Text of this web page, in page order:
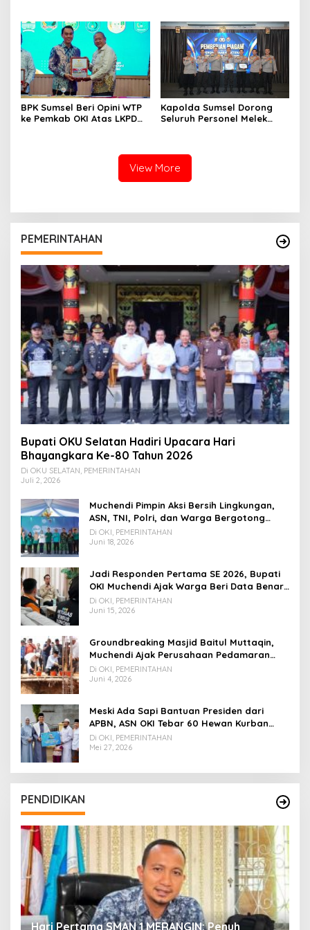
Bhayangkara ke-80
Juaro
BPK Sumsel Beri Opini WTP
ke Pemkab OKI Atas LKPD
Kapolda Sumsel Dorong
Seluruh Personel Melek
View More
PEMERINTAHAN
Bupati OKU Selatan Hadiri Upacara Hari
Bhayangkara Ke-80 Tahun 2026
Di OKU SELATAN, PEMERINTAHAN
Juli 2, 2026
Muchendi Pimpin Aksi Bersih Lingkungan,
ASN, TNI, Polri, dan Warga Bergotong
Royong
Di OKI, PEMERINTAHAN
Juni 18, 2026
Jadi Responden Pertama SE 2026, Bupati
OKI Muchendi Ajak Warga Beri Data Benar
ke Petugas BPS
Di OKI, PEMERINTAHAN
Juni 15, 2026
Groundbreaking Masjid Baitul Muttaqin,
Muchendi Ajak Perusahaan Pedamaran
Timur Turut Bantu
Di OKI, PEMERINTAHAN
Juni 4, 2026
Meski Ada Sapi Bantuan Presiden dari
APBN, ASN OKI Tebar 60 Hewan Kurban
Tanpa Gunakan APBD
Di OKI, PEMERINTAHAN
Mei 27, 2026
PENDIDIKAN
Hari Pertama SMAN 1 MERANGIN: Penuh